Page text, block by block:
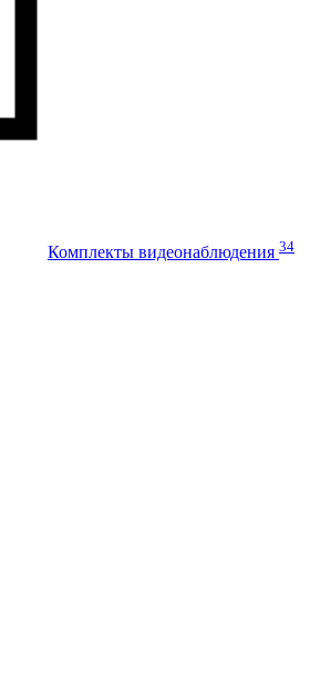
Комплекты видеонаблюдения 34